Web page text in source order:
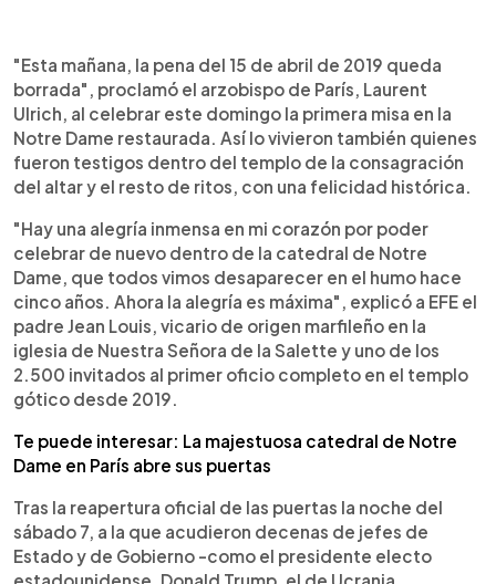
Escuchar artículo
"Esta mañana, la pena del 15 de abril de 2019 queda
borrada", proclamó el arzobispo de París, Laurent
Ulrich, al celebrar este domingo la primera misa en la
Notre Dame restaurada. Así lo vivieron también quienes
fueron testigos dentro del templo de la consagración
del altar y el resto de ritos, con una felicidad histórica.
"Hay una alegría inmensa en mi corazón por poder
celebrar de nuevo dentro de la catedral de Notre
Dame, que todos vimos desaparecer en el humo hace
cinco años. Ahora la alegría es máxima", explicó a EFE el
padre Jean Louis, vicario de origen marfileño en la
iglesia de Nuestra Señora de la Salette y uno de los
2.500 invitados al primer oficio completo en el templo
gótico desde 2019.
Te puede interesar: La majestuosa catedral de Notre
Dame en París abre sus puertas
Tras la reapertura oficial de las puertas la noche del
sábado 7, a la que acudieron decenas de jefes de
Estado y de Gobierno -como el presidente electo
estadounidense, Donald Trump, el de Ucrania,